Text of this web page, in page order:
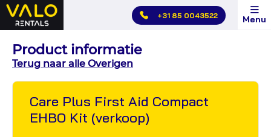
Hoofdmenu
overslaan
+31 85 0043522 Menu
Product informatie
Terug naar alle Overigen
Care Plus First Aid Compact
EHBO Kit (verkoop)